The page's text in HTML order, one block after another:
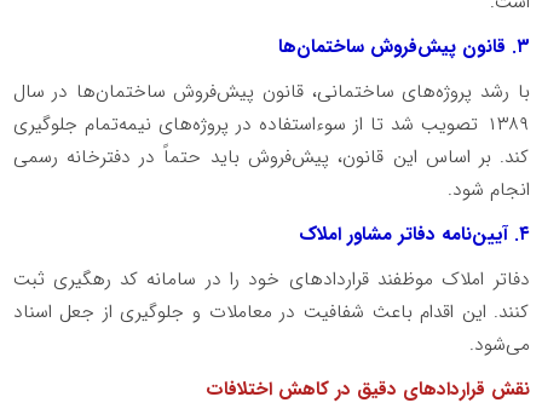
۳. قانون پیش‌فروش ساختمان‌ها
با رشد پروژه‌های ساختمانی، قانون پیش‌فروش ساختمان‌ها در سال
۱۳۸۹ تصویب شد تا از سوءاستفاده در پروژه‌های نیمه‌تمام جلوگیری
کند. بر اساس این قانون، پیش‌فروش باید حتماً در دفترخانه رسمی
انجام شود.
۴. آیین‌نامه دفاتر مشاور املاک
دفاتر املاک موظفند قراردادهای خود را در سامانه کد رهگیری ثبت
کنند. این اقدام باعث شفافیت در معاملات و جلوگیری از جعل اسناد
می‌شود.
نقش قراردادهای دقیق در کاهش اختلافات